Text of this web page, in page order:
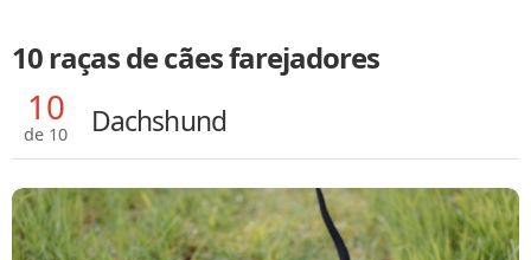
10 raças de cães farejadores
10
de 10 Dachshund